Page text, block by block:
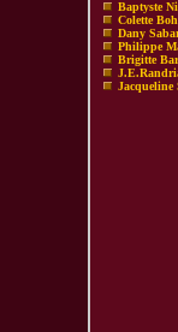
Baptyste
Colette
Dany
Philippe
Brigitte
Jacqueline